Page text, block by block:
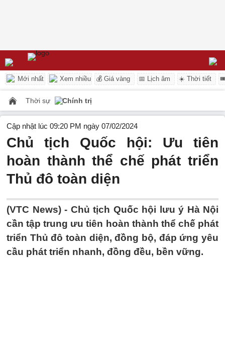
Mới nhất Xem nhiều 💰 Giá vàng 📅 Lịch âm ☀️ Thời tiết
Thời sự Chính trị
Cập nhật lúc 09:20 PM ngày 07/02/2024
Chủ tịch Quốc hội: Ưu tiên
hoàn thành thể chế phát triển
Thủ đô toàn diện
(VTC News) - Chủ tịch Quốc hội lưu ý Hà Nội
cần tập trung ưu tiên hoàn thành thể chế phát
triển Thủ đô toàn diện, đồng bộ, đáp ứng yêu
cầu phát triển nhanh, đồng đều, bền vững.